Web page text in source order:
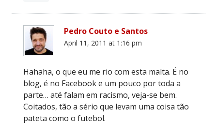
Pedro Couto e Santos
April 11, 2011 at 1:16 pm
Hahaha, o que eu me rio com esta malta. É no
blog, é no Facebook e um pouco por toda a
parte… até falam em racismo, veja-se bem.
Coitados, tão a sério que levam uma coisa tão
pateta como o futebol.